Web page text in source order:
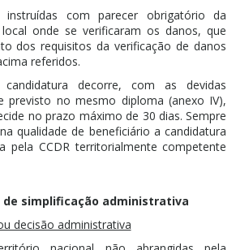
instruídas com parecer obrigatório da
onde se verificaram os danos, que
dos requisitos da verificação de danos
referidos.
decorre, com as devidas
previsto no mesmo diploma (anexo IV),
no prazo máximo de 30 dias. Sempre
qualidade de beneficiário a candidatura
pela CCDR territorialmente competente
de simplificação administrativa
decisão administrativa